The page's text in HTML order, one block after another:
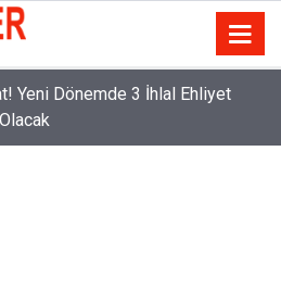
Yeni Dönemde 3 İhlal Ehliyet